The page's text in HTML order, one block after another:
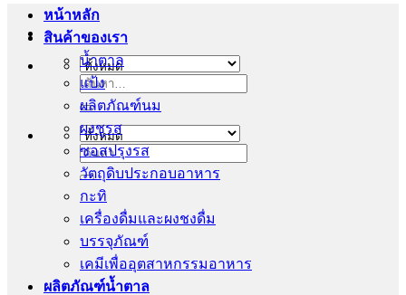
ค้นหา:
ค้นหา:
หน้าหลัก
สินค้าของเรา
น้ำตาล
แป้ง
ผลิตภัณฑ์นม
ผงชูรส
ซอสปรุงรส
วัตถุดิบประกอบอาหาร
กะทิ
เครื่องดื่มและผงชงดื่ม
บรรจุภัณฑ์
เคมีเพื่ออุตสาหกรรมอาหาร
ผลิตภัณฑ์น้ำตาล